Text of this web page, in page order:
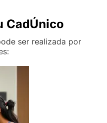
CadÚnico
ser realizada por